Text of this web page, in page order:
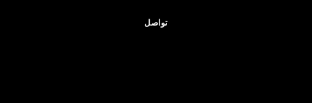
تواصل